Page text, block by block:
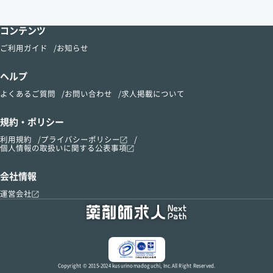
コンテンツ
ご利用ガイド お知らせ
ヘルプ
よくあるご質問 お問い合わせ 求人掲載について
規約・ポリシー
利用規約
プライバシーポリシー
個人情報の取扱いに関する公表事項
会社情報
運営会社
Copyright © 2015-2024 kusurinomadoguchi, Inc.All Right Reserved.